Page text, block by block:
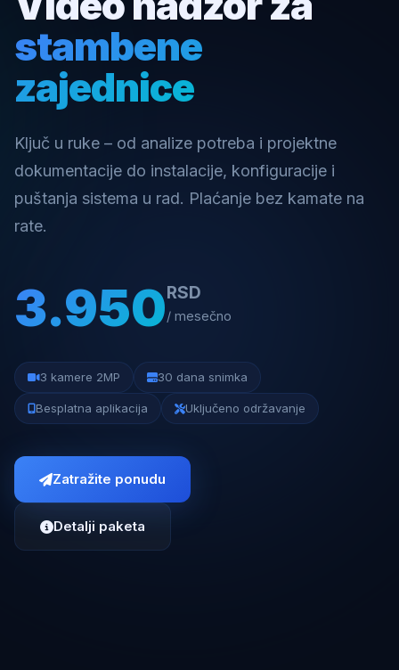
stambene
zajednice
Ključ u ruke – od analize potreba i projektne
dokumentacije do instalacije, konfiguracije i
puštanja sistema u rad. Plaćanje bez kamate na
rate.
3.950RSD
/ mesečno
3 kamere 2MP 30 dana snimka
Besplatna aplikacija Uključeno održavanje
Zatražite ponudu
Detalji paketa